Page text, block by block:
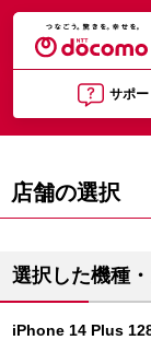
サポー
店舗の選択
選択した機種
iPhone 14 Plus